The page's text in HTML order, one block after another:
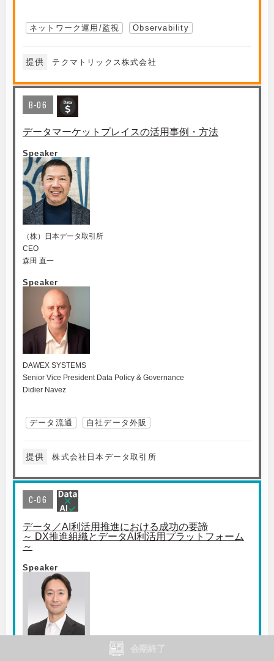
ネットワーク運用/監視 Observability
提供 テクマトリックス株式会社
B-06
データマーケットプレイスの活用事例・方法
Speaker
（株）日本データ取引所
CEO
森田 直一
Speaker
DAWEX SYSTEMS
Senior Vice President Data Policy & Governance
Didier Navez
データ流通 自社データ外販
提供 株式会社日本データ取引所
C-06
データ／AI利活用推進における成功の要諦
～ DX推進組織とデータAI利活用プラットフォーム
～
Speaker
KPMGコンサルティング（株）